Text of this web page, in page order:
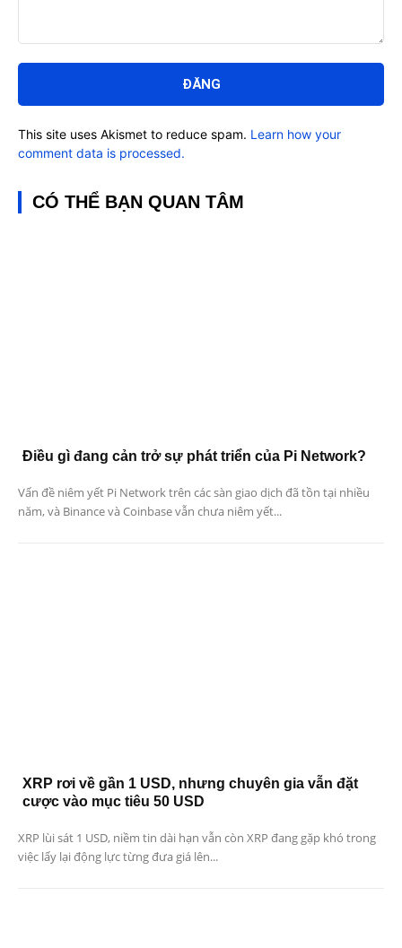
luận:
This site uses Akismet to reduce spam. Learn how your
comment data is processed.
CÓ THỂ BẠN QUAN TÂM
Điều gì đang cản trở sự phát triển của Pi Network?
Vấn đề niêm yết Pi Network trên các sàn giao dịch đã tồn tại nhiều
năm, và Binance và Coinbase vẫn chưa niêm yết...
XRP rơi về gần 1 USD, nhưng chuyên gia vẫn đặt
cược vào mục tiêu 50 USD
XRP lùi sát 1 USD, niềm tin dài hạn vẫn còn XRP đang gặp khó trong
việc lấy lại động lực từng đưa giá lên...